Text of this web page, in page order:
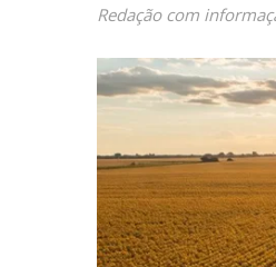
Redação com